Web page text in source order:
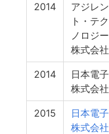
2014
アジレン
ト・テク
ノロジー
株式会社
2014
日本電子
株式会社
2015
日本電子
株式会社